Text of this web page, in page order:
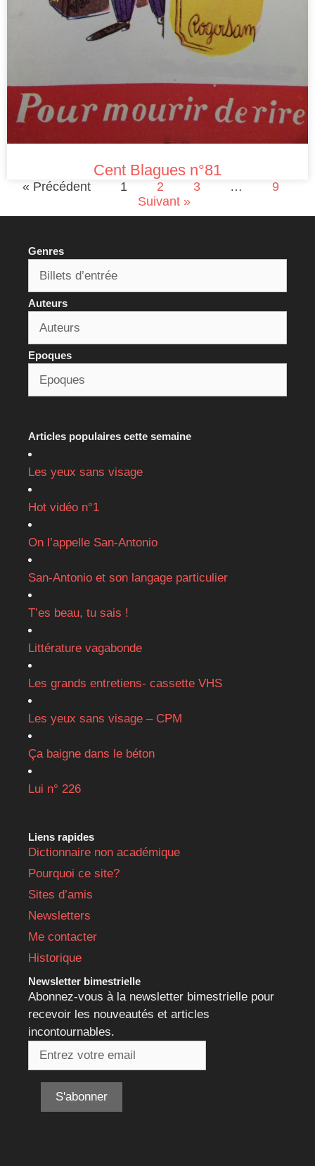
Cent Blagues n°81
« Précédent 1 2 3 …
9
Suivant »
Genres
Auteurs
Epoques
Articles populaires cette semaine
Les yeux sans visage
Hot vidéo n°1
On l’appelle San-Antonio
San-Antonio et son langage particulier
T’es beau, tu sais !
Littérature vagabonde
Les grands entretiens- cassette VHS
Les yeux sans visage – CPM
Ça baigne dans le béton
Lui n° 226
Liens rapides
Dictionnaire non académique
Pourquoi ce site?
Sites d’amis
Newsletters
Me contacter
Historique
Newsletter bimestrielle
Abonnez-vous à la newsletter bimestrielle pour
recevoir les nouveautés et articles
incontournables.